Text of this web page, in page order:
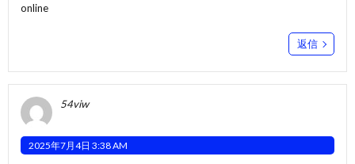
online
返信
54viw
2025年7月4日 3:38 AM